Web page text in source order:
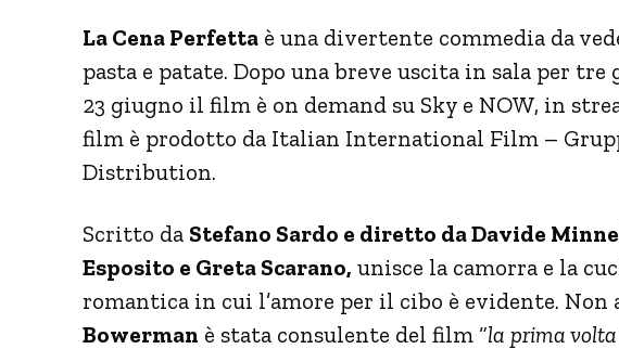
La Cena Perfetta è una divertente commedia da
pasta e patate. Dopo una breve uscita in sala per
23 giugno il film è on demand su Sky e NOW, in
film è prodotto da Italian International Film –
Distribution.
Scritto da Stefano Sardo e diretto da Davide
Esposito e Greta Scarano, unisce la camorra e la
romantica in cui l’amore per il cibo è evidente. Non
Bowerman è stata consulente del film “la prima